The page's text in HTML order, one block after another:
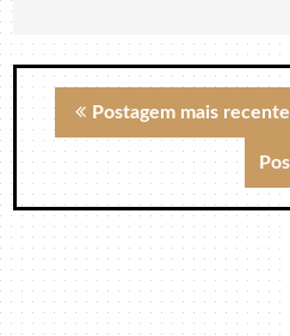
Postagem mais recente